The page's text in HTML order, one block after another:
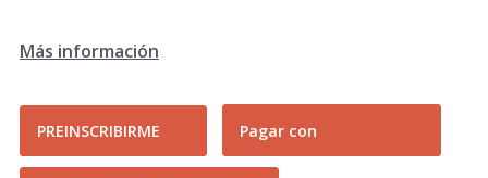
Más información
PREINSCRIBIRME Pagar con